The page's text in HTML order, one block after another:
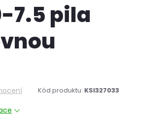
7.5 pila
Kód produktu: KSI327033